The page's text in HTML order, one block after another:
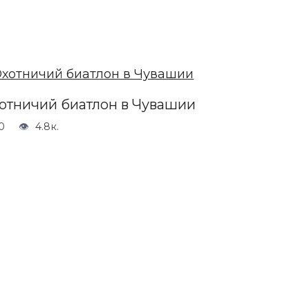
биатлон в Чувашии
4.8к.